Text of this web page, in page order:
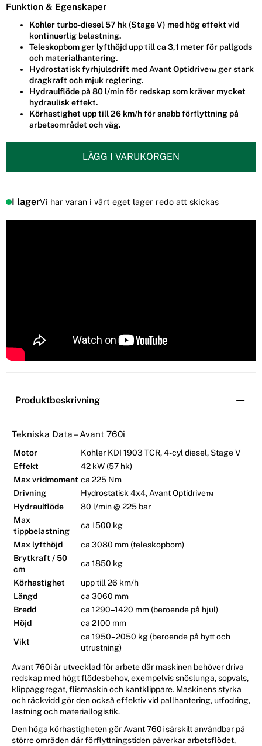
Funktion & Egenskaper
Kohler turbo-diesel 57 hk (Stage V) med hög effekt vid
kontinuerlig belastning.
Teleskopbom ger lyfthöjd upp till ca 3,1 meter för pallgods
och materialhantering.
Hydrostatisk fyrhjulsdrift med Avant Optidrive™ ger stark
dragkraft och mjuk reglering.
Hydraulflöde på 80 l/min för redskap som kräver mycket
hydraulisk effekt.
Körhastighet upp till 26 km/h för snabb förflyttning på
arbetsområdet och väg.
LÄGG I VARUKORGEN
I lagerVi har varan i vårt eget lager redo att skickas
Produktbeskrivning
Tekniska Data – Avant 760i
Motor
Kohler KDI 1903 TCR, 4-cyl diesel, Stage V
Effekt
42 kW (57 hk)
Max vridmoment ca 225 Nm
Drivning
Hydrostatisk 4x4, Avant Optidrive™
Hydraulflöde
80 l/min @ 225 bar
Max
tippbelastning
ca 1500 kg
Max lyfthöjd
ca 3080 mm (teleskopbom)
Brytkraft / 50
cm
ca 1850 kg
Körhastighet
upp till 26 km/h
Längd
ca 3060 mm
Bredd
ca 1290–1420 mm (beroende på hjul)
Höjd
ca 2100 mm
Vikt
ca 1950–2050 kg (beroende på hytt och
utrustning)
Avant 760i är utvecklad för arbete där maskinen behöver driva
redskap med högt flödesbehov, exempelvis snöslunga, sopvals,
klippaggregat, flismaskin och kantklippare. Maskinens styrka
och räckvidd gör den också effektiv vid pallhantering, utfodring,
lastning och materiallogistik.
Den höga körhastigheten gör Avant 760i särskilt användbar på
större områden där förflyttningstiden påverkar arbetsflödet,